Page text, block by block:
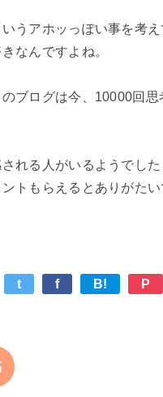
うアホッっぽい事を考
なんですよね。
ブログは今、10000回思
れる人がいるようでし
t f B! P